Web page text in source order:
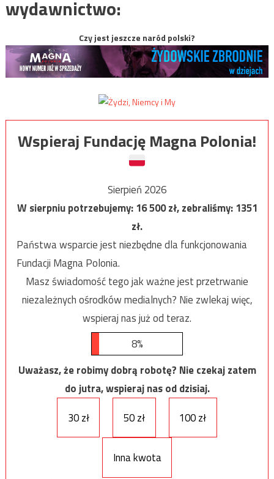
wydawnictwo:
Czy jest jeszcze naród polski?
Wspieraj Fundację Magna Polonia!
Sierpień 2026
W sierpniu potrzebujemy:16 500zł, zebraliśmy:1351
zł.
Państwa wsparcie jest niezbędne dla funkcjonowania
Fundacji Magna Polonia.
Masz świadomość tego jak ważne jest przetrwanie
niezależnych ośrodków medialnych? Nie zwlekaj więc,
wspieraj nas już od teraz.
8%
Uważasz, że robimy dobrą robotę? Nie czekaj zatem
do jutra, wspieraj nas od dzisiaj.
30 zł
50 zł 100 zł
Inna kwota